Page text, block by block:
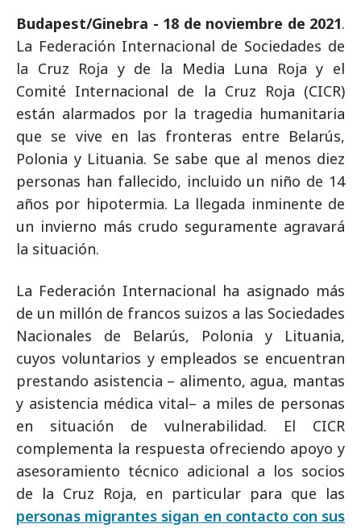
Budapest/Ginebra - 18 de noviembre de 2021.
La Federación Internacional de Sociedades de
la Cruz Roja y de la Media Luna Roja y el
Comité Internacional de la Cruz Roja (CICR)
están alarmados por la tragedia humanitaria
que se vive en las fronteras entre Belarús,
Polonia y Lituania. Se sabe que al menos diez
personas han fallecido, incluido un niño de 14
años por hipotermia. La llegada inminente de
un invierno más crudo seguramente agravará
la situación.
La Federación Internacional ha asignado más
de un millón de francos suizos a las Sociedades
Nacionales de Belarús, Polonia y Lituania,
cuyos voluntarios y empleados se encuentran
prestando asistencia – alimento, agua, mantas
y asistencia médica vital– a miles de personas
en situación de vulnerabilidad. El CICR
complementa la respuesta ofreciendo apoyo y
asesoramiento técnico adicional a los socios
de la Cruz Roja, en particular para que las
personas migrantes sigan en contacto con sus